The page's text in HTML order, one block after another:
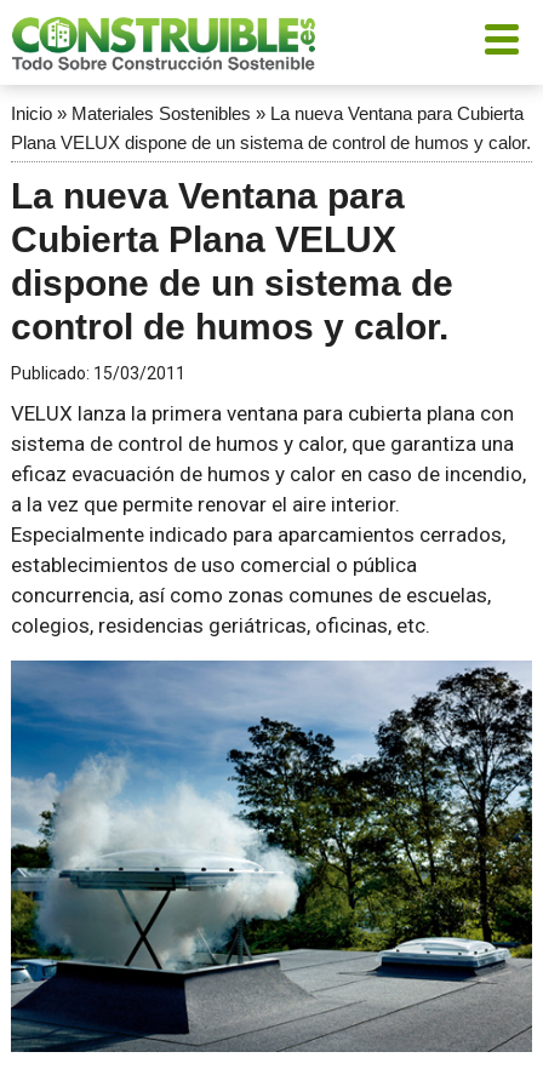
Inicio» Materiales Sostenibles » La nueva Ventana para Cubierta
Plana VELUX dispone de un sistema de control de humos y calor.
La nueva Ventana para
Cubierta Plana VELUX
dispone de un sistema de
control de humos y calor.
Publicado: 15/03/2011
VELUX lanza la primera ventana para cubierta plana con
sistema de control de humos y calor, que garantiza una
eficaz evacuación de humos y calor en caso de incendio,
a la vez que permite renovar el aire interior.
Especialmente indicado para aparcamientos cerrados,
establecimientos de uso comercial o pública
concurrencia, así como zonas comunes de escuelas,
colegios, residencias geriátricas, oficinas, etc.